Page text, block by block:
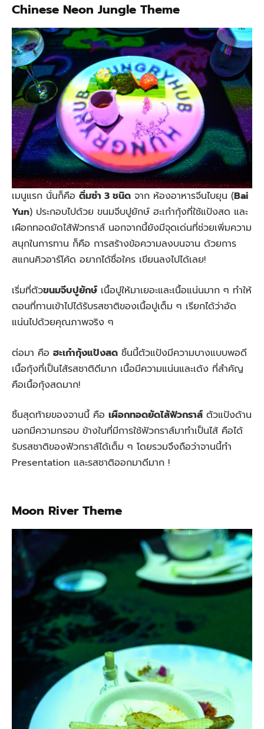
Chinese Neon Jungle Theme
เมนูแรก นั่นก็คือ ติ่มซำ 3 ชนิด จาก ห้องอาหารจีนไบยุน (Bai
Yun) ประกอบไปด้วย ขนมจีบปูยักษ์ ฮะเก๋ากุ้งที่ใช้แป้งสด และ
เผือกทอดยัดไส้ฟัวกราส์ นอกจากนี้ยังมีจุดเด่นที่ช่วยเพิ่มความ
สนุกในการทาน ก็คือ การสร้างข้อความลงบนจาน ด้วยการ
สแกนคิวอาร์โค้ด อยากได้ชื่อใคร เขียนลงไปได้เลย!
เริ่มที่ตัวขนมจีบปูยักษ์ เนื้อปูให้มาเยอะและเนื้อแน่นมาก ๆ ทำให้
ตอนที่ทานเข้าไปได้รับรสชาติของเนื้อปูเต็ม ๆ เรียกได้ว่าอัด
แน่นไปด้วยคุณภาพจริง ๆ
ต่อมา คือ ฮะเก๋ากุ้งแป้งสด ชิ้นนี้ตัวแป้งมีความบางแบบพอดี
เนื้อกุ้งที่เป็นไส้รสชาติดีมาก เนื้อมีความแน่นและเด้ง ที่สำคัญ
คือเนื้อกุ้งสดมาก!
ชิ้นสุดท้ายของจานนี้ คือ เผือกทอดยัดไส้ฟัวกราส์ ตัวแป้งด้าน
นอกมีความกรอบ ข้างในที่มีการใช้ฟัวกราส์มาทำเป็นไส้ คือได้
รับรสชาติของฟัวกราส์ได้เต็ม ๆ โดยรวมจึงถือว่าจานนี้ทำ
Presentation และรสชาติออกมาดีมาก !
Moon River Theme